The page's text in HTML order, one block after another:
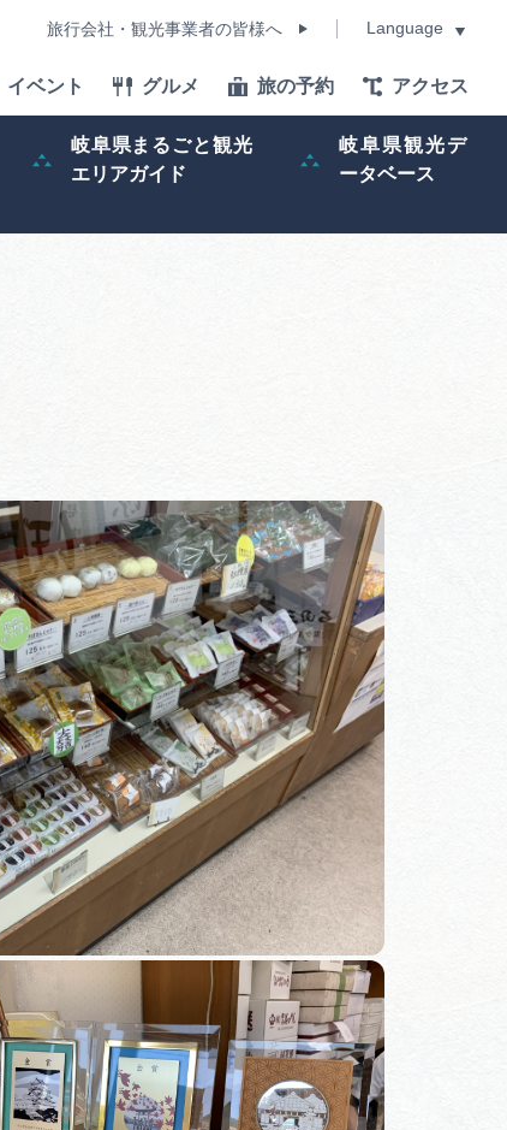
旅行会社・観光事業者の皆様へ Language
イベント グルメ 旅の予約 アクセス
岐阜県まるごと観光
エリアガイド
岐阜県観光デ
ータベース
体験予約サイト「ＶＩＳＩＴ
岐阜県」
光キャン
岐阜県まるごと観光エリアガ
イド
ス
皆様へ フォトライブラリー
お問い合わせ
広告掲載 サイトポリシー